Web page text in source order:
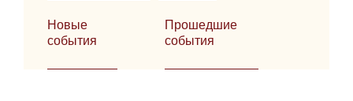
Новые
события
Прошедшие
события